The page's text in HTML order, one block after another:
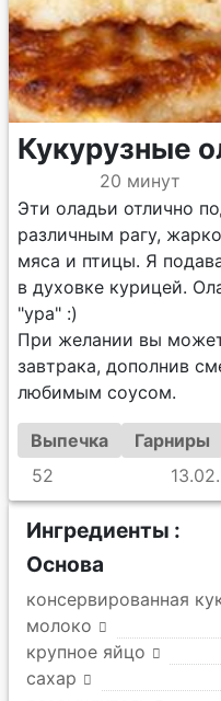
Кукурузные
20 минут
Эти оладьи отлично
различным рагу,
мяса и птицы. Я
в духовке курицей.
"ура" :)
При желании вы
завтрака, дополнив
любимым соусом.
Выпечка Гарниры
52
Ингредиенты :
Основа
консервированная
молоко
крупное яйцо
сахар